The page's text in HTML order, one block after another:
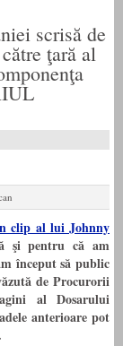
scrisă de
ţară al
clip al lui Johnny
şi pentru că am
început să public
de Procurorii
al Dosarului
anterioare pot